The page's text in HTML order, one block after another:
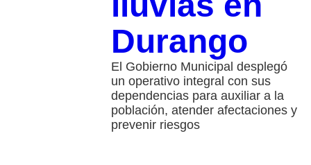
Durango
El Gobierno Municipal desplegó
un operativo integral con sus
dependencias para auxiliar a la
población, atender afectaciones y
prevenir riesgos